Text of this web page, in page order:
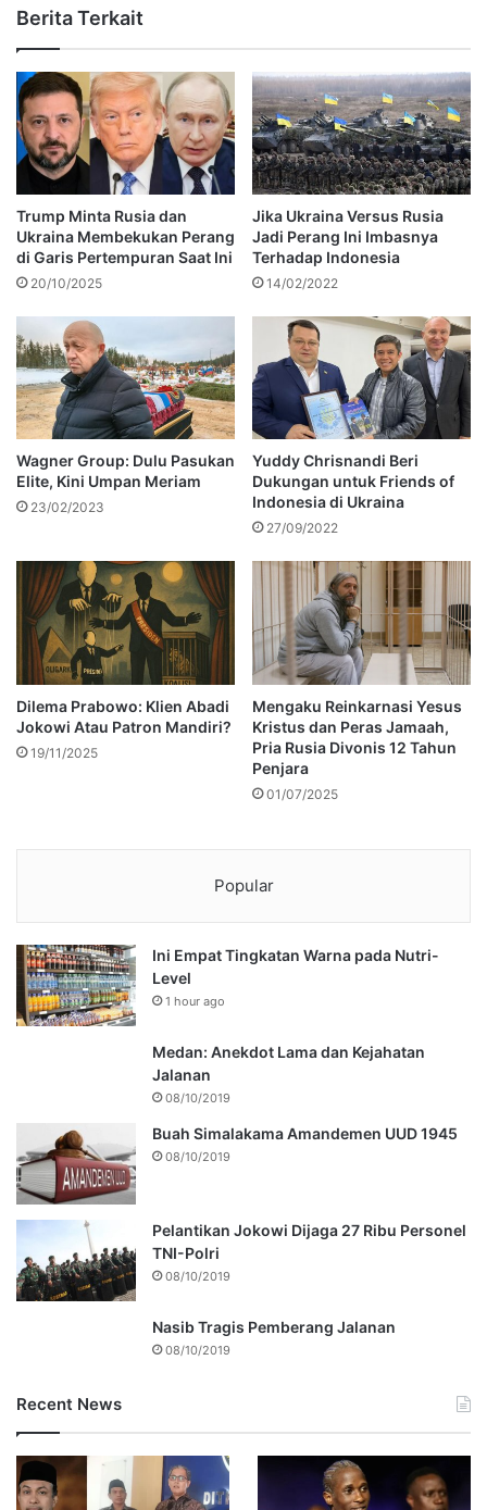
Berita Terkait
Trump Minta Rusia dan
Ukraina Membekukan Perang
di Garis Pertempuran Saat Ini
20/10/2025
Jika Ukraina Versus Rusia
Jadi Perang Ini Imbasnya
Terhadap Indonesia
14/02/2022
Wagner Group: Dulu Pasukan
Elite, Kini Umpan Meriam
23/02/2023
Yuddy Chrisnandi Beri
Dukungan untuk Friends of
Indonesia di Ukraina
27/09/2022
Dilema Prabowo: Klien Abadi
Jokowi Atau Patron Mandiri?
19/11/2025
Mengaku Reinkarnasi Yesus
Kristus dan Peras Jamaah,
Pria Rusia Divonis 12 Tahun
Penjara
01/07/2025
Popular
Ini Empat Tingkatan Warna pada Nutri-
Level
1 hour ago
Medan: Anekdot Lama dan Kejahatan
Jalanan
08/10/2019
Buah Simalakama Amandemen UUD 1945
08/10/2019
Pelantikan Jokowi Dijaga 27 Ribu Personel
TNI-Polri
08/10/2019
Nasib Tragis Pemberang Jalanan
08/10/2019
Recent News